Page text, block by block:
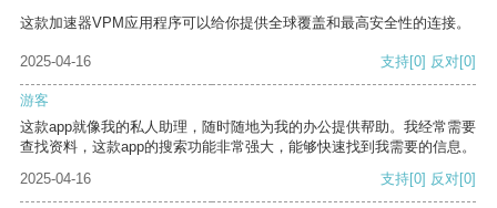
这款加速器VPM应用程序可以给你提供全球覆盖和最高安全性的连接。
2025-04-16 支持[0] 反对[0]
游客
这款app就像我的私人助理，随时随地为我的办公提供帮助。我经常需要
查找资料，这款app的搜索功能非常强大，能够快速找到我需要的信息。
2025-04-16
支持[0] 反对[0]